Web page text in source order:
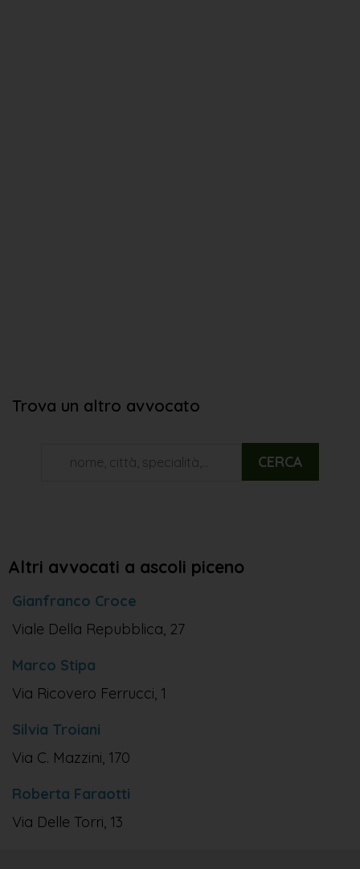
Trova un altro avvocato
CERCA
Altri avvocati a ascoli piceno
Gianfranco Croce
Viale Della Repubblica, 27
Marco Stipa
Via Ricovero Ferrucci, 1
Silvia Troiani
Via C. Mazzini, 170
Roberta Faraotti
Via Delle Torri, 13